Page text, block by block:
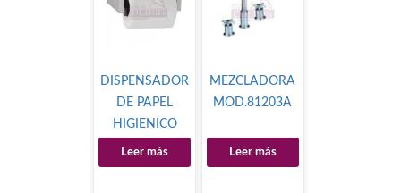
DISPENSADOR
DE PAPEL
HIGIENICO
Leer más
MEZCLADORA
MOD.81203A
Leer más